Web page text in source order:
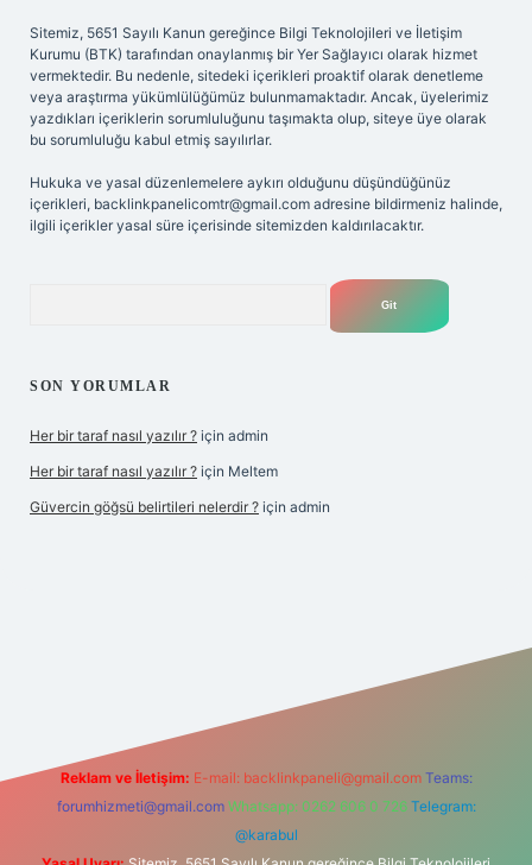
Sitemiz, 5651 Sayılı Kanun gereğince Bilgi Teknolojileri ve İletişim
Kurumu (BTK) tarafından onaylanmış bir Yer Sağlayıcı olarak hizmet
vermektedir. Bu nedenle, sitedeki içerikleri proaktif olarak denetleme
veya araştırma yükümlülüğümüz bulunmamaktadır. Ancak, üyelerimiz
yazdıkları içeriklerin sorumluluğunu taşımakta olup, siteye üye olarak
bu sorumluluğu kabul etmiş sayılırlar.
Hukuka ve yasal düzenlemelere aykırı olduğunu düşündüğünüz
içerikleri, backlinkpanelicomtr@gmail.com adresine bildirmeniz halinde,
ilgili içerikler yasal süre içerisinde sitemizden kaldırılacaktır.
SON YORUMLAR
Her bir taraf nasıl yazılır ? için admin
Her bir taraf nasıl yazılır ? için Meltem
Güvercin göğsü belirtileri nelerdir ? için admin
Reklam ve İletişim: E-mail: backlinkpaneli@gmail.com Teams:
forumhizmeti@gmail.com Whatsapp: 0262 606 0 726 Telegram:
@karabul